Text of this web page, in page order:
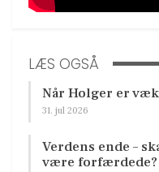
LÆS OGSÅ
Når Holger er væk
31. jul 2026
Verdens ende –
være forfærdede?